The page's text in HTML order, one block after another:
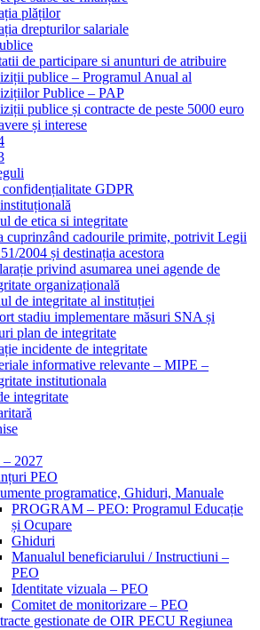
plăților
drepturilor salariale
de participare si anunturi de atribuire
publice – Programul Anual al
Publice – PAP
publice și contracte de peste 5000 euro
și interese
GDPR
de etica si integritate
cuprinzând cadourile primite, potrivit Legii
2004 și destinația acestora
privind asumarea unei agende de
organizațională
de integritate al instituției
stadiu implementare măsuri SNA și
plan de integritate
incidente de integritate
informative relevante – MIPE –
institutionala
integritate
– 2027
PEO
programatice, Ghiduri, Manuale
PROGRAM – PEO: Programul Educație
și Ocupare
Ghiduri
Manualul beneficiarului / Instructiuni –
PEO
Identitate vizuala – PEO
Comitet de monitorizare – PEO
gestionate de OIR PECU Regiunea